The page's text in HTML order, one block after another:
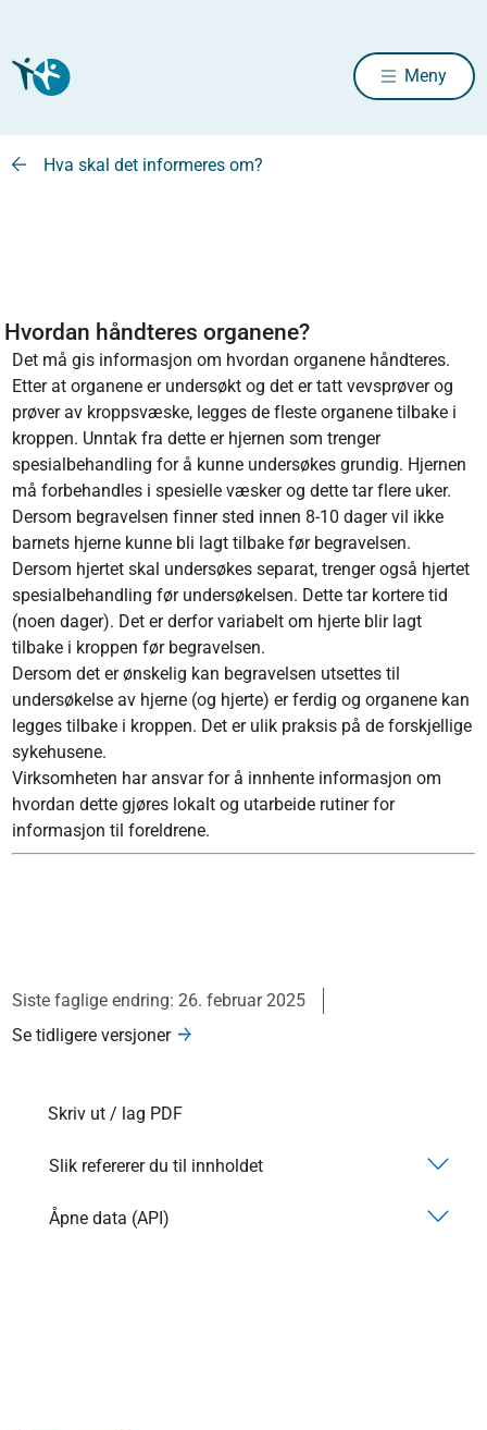
Meny
Hva skal det informeres om?
Hvordan håndteres organene?
Det må gis informasjon om hvordan organene håndteres.
Etter at organene er undersøkt og det er tatt vevsprøver og
prøver av kroppsvæske, legges de fleste organene tilbake i
kroppen. Unntak fra dette er hjernen som trenger
spesialbehandling for å kunne undersøkes grundig. Hjernen
må forbehandles i spesielle væsker og dette tar flere uker.
Dersom begravelsen finner sted innen 8-10 dager vil ikke
barnets hjerne kunne bli lagt tilbake før begravelsen.
Dersom hjertet skal undersøkes separat, trenger også hjertet
spesialbehandling før undersøkelsen. Dette tar kortere tid
(noen dager). Det er derfor variabelt om hjerte blir lagt
tilbake i kroppen før begravelsen.
Dersom det er ønskelig kan begravelsen utsettes til
undersøkelse av hjerne (og hjerte) er ferdig og organene kan
legges tilbake i kroppen. Det er ulik praksis på de forskjellige
sykehusene.
Virksomheten har ansvar for å innhente informasjon om
hvordan dette gjøres lokalt og utarbeide rutiner for
informasjon til foreldrene.
Siste faglige endring: 26. februar 2025
Se tidligere versjoner
Skriv ut / lag PDF
Slik refererer du til innholdet
Åpne data (API)